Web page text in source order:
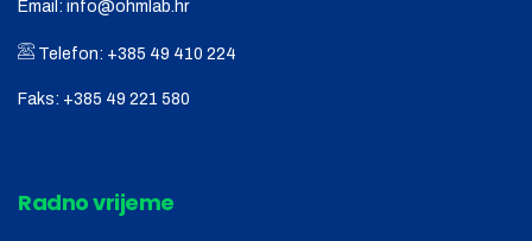
Email: info@ohmlab.hr
Telefon: +385 49 410 224
Faks: +385 49 221 580
Radno vrijeme